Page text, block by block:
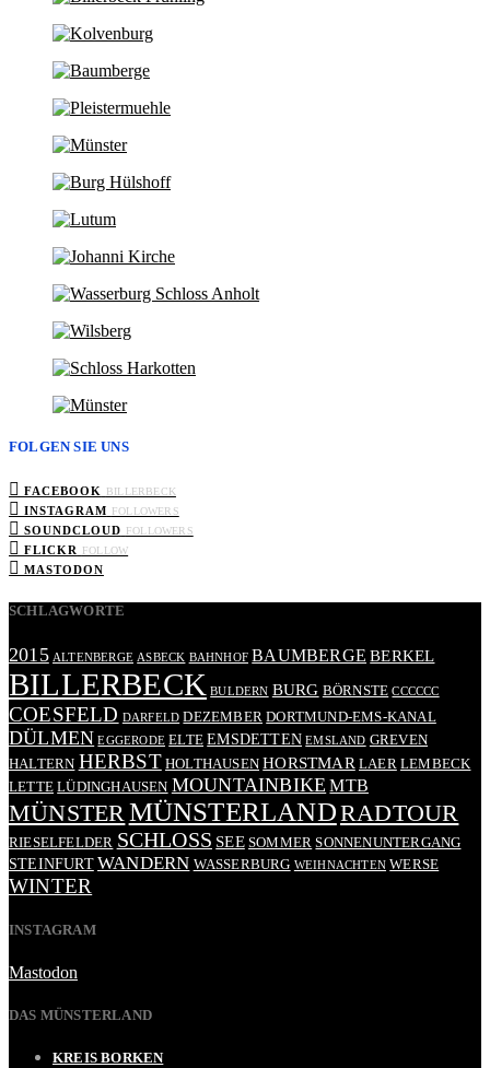
FOLGEN SIE UNS
FACEBOOK BILLERBECK
INSTAGRAM FOLLOWERS
SOUNDCLOUD FOLLOWERS
FLICKR FOLLOW
MASTODON
SCHLAGWORTE
2015 ALTENBERGE ASBECK BAHNHOF BAUMBERGE BERKEL
BILLERBECK BULDERN BURG BÖRNSTE CCCCCC
COESFELD DARFELD DEZEMBER DORTMUND-EMS-KANAL
DÜLMEN EGGERODE ELTE EMSDETTEN EMSLAND GREVEN
HALTERN HERBST HOLTHAUSEN HORSTMAR LAER LEMBECK
LETTE LÜDINGHAUSEN MOUNTAINBIKE MTB
MÜNSTER MÜNSTERLANDRADTOUR
RIESELFELDER SCHLOSS SEE SOMMER SONNENUNTERGANG
STEINFURT WANDERN WASSERBURG WEIHNACHTEN WERSE
WINTER
INSTAGRAM
Mastodon
DAS MÜNSTERLAND
KREIS BORKEN